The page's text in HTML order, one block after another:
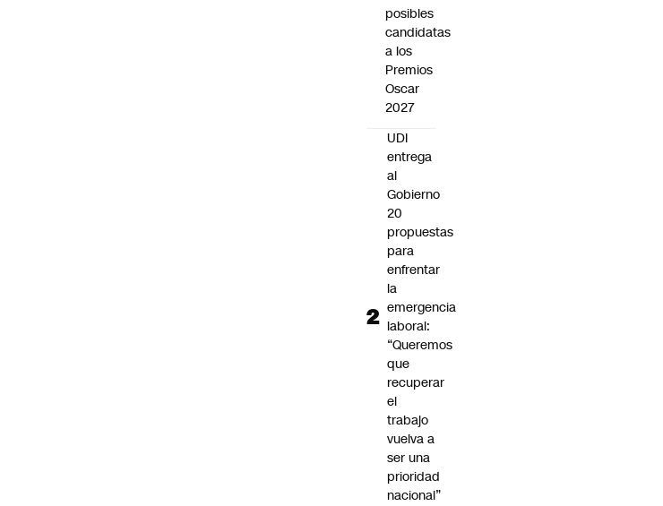
posibles
candidatas
a los
Premios
Oscar
2027
UDI
entrega
al
Gobierno
20
propuestas
para
enfrentar
la
emergencia
laboral:
“Queremos
que
recuperar
el
trabajo
vuelva a
ser una
prioridad
nacional”